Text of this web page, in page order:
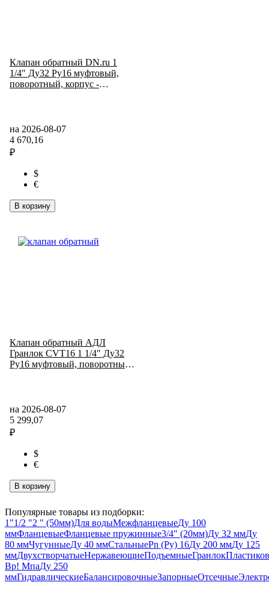
Клапан обратный DN.ru 1
1/4″ Ду32 Ру16 муфтовый,
поворотный, корпус -
(VC3232P-T)
на 2026-08-07
4 670,16
₽
$
€
В корзину
Клапан обратный АДЛ
Гранлок CVT16 1 1/4″ Ду32
Ру16 муфтовый, поворотный,
на 2026-08-07
5 299,07
₽
$
€
В корзину
Популярные товары из подборки:
1"1/2 "2 " (50мм)Для водыМежфланцевыеДу 100
ммФланцевыеФланцевые пружинные3/4" (20мм)Ду 32 ммДу
80 ммЧугунныеДу 40 ммСтальныеPn (Ру) 16Ду 200 ммДу 125
ммДвухстворчатыеНержавеющиеПодъемныеГранлок
Вр! МпаДу 250
ммГидравлическиеБалансировочныеЗапорныеОтсечные